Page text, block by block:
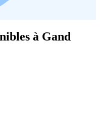
à Gand